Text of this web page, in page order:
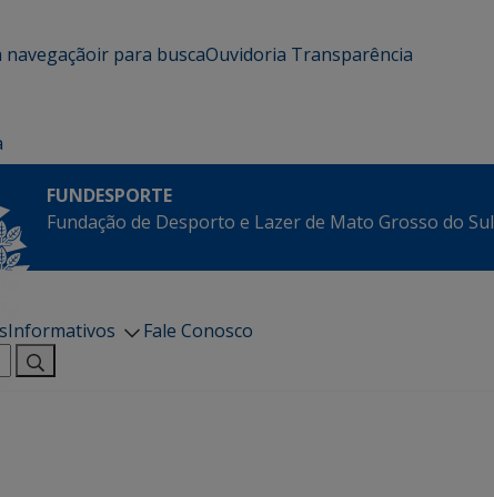
navegaçãoir para buscaOuvidoria Transparência
FUNDESPORTE
Fundação de Desporto e Lazer de Mato Grosso do Sul
Informativos
Fale Conosco